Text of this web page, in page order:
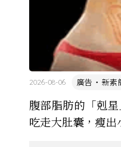
腹部脂肪的「剋
吃走大肚囊，瘦出
廣告・新素
2026-08-06